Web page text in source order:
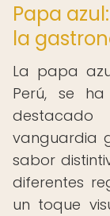
Papa
la
La papa
Perú, se
vanguardia
sabor
diferentes
un toque